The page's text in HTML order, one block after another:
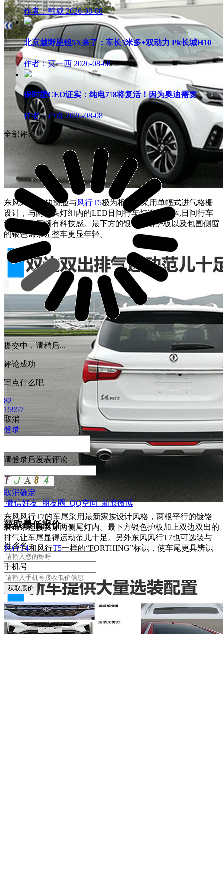
东风风行T7的前脸与风行T5极为相似，采用单幅式进气格栅
设计，与两侧头灯组内的LED日间行车灯连为一体,日间行车
灯造型凌厉颇有科技感。最下方的银色底盘护板以及包围侧窗
的银色饰条让整车更显年轻。
东风风行T7的车尾采用最新家族设计风格，两根平行的镀铬
装饰条连接贯穿两侧尾灯内。最下方银色护板加上双边双出的
排气让车尾显得运动范儿十足。另外东风风行T7也可选装与
风行T4和风行T5一样的“FORTHING”标识，使车尾更具辨识
度。
作者：韩威 2026-08-08
北京越野星钽5X来了：车长5米多+双动力 Pk长城H10
作者：莫一西 2026-08-08
保时捷CEO证实：纯电718将复活！因为奥迪需要
作者：卢奇 2026-08-08
全部评论
提交中，请稍后...
评论成功
写点什么吧
82
15957
取消
登录
请登录后发表评论
取消确定
微信好友 朋友圈 QQ空间 新浪微博
获取最低报价
姓名名
手机号
获取底价